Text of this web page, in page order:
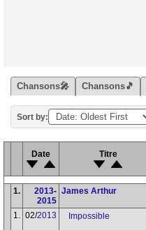
Chansons🎤 Chansons🎵
Sort by:
Date Titre
1. 2013-
2015
James Arthur
1. 02/2013 Impossible